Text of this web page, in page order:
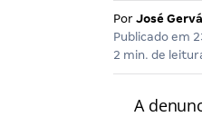
Por José
Publicado em
2 min. de
A